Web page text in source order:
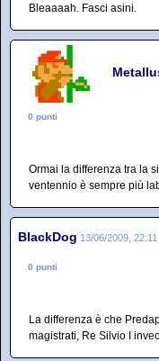
Bleaaaah. Fasci asini.
0 punti
Ormai la differenza tra la
ventennio è sempre più
BlackDog 13/06/2009, 22:11
0 punti
La differenza è che
magistrati, Re Silvio I